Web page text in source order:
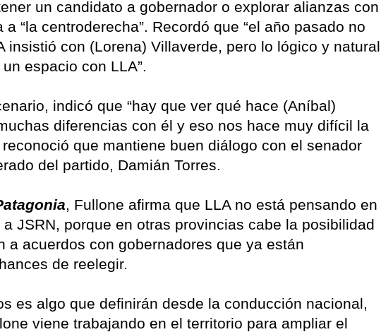
un candidato a gobernador o explorar alianzas con
“la centroderecha”. Recordó que “el año pasado no
insistió con (Lorena) Villaverde, pero lo lógico y natural
espacio con LLA”.
indicó que “hay que ver qué hace (Aníbal)
diferencias con él y eso nos hace muy difícil la
que mantiene buen diálogo con el senador
del partido, Damián Torres.
, Fullone afirma que LLA no está pensando en
JSRN, porque en otras provincias cabe la posibilidad
a acuerdos con gobernadores que ya están
de reelegir.
es algo que definirán desde la conducción nacional,
viene trabajando en el territorio para ampliar el